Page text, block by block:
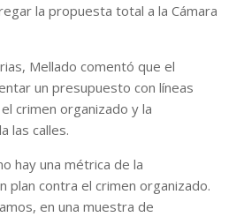
la propuesta total a la Cámara
Mellado comentó que el
un presupuesto con líneas
crimen organizado y la
las calles.
hay una métrica de la
plan contra el crimen organizado.
en una muestra de